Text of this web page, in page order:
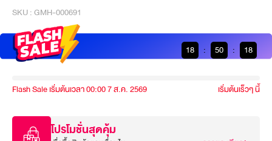
SKU : GMH-000691
18 : 50 : 18
Flash Sale เริ่มต้นเวลา 00:00 7 ส.ค. 2569 เริ่มต้นเร็วๆ นี้
โปรโมชั่นสุดคุ้ม